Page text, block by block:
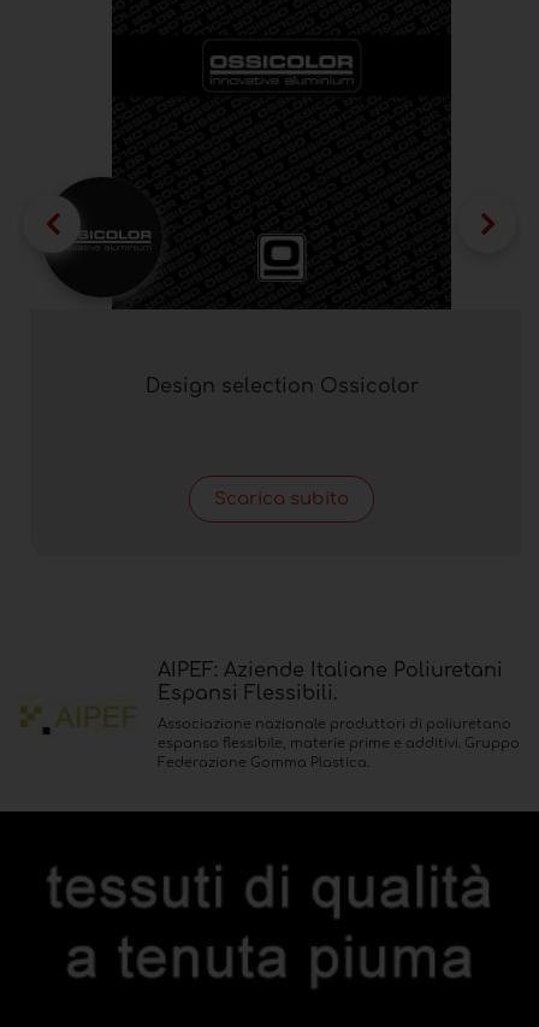
Design selection Ossicolor
Scarica subito
AIPEF: Aziende Italiane Poliuretani
Espansi Flessibili.
Associazione nazionale produttori di poliuretano
espanso flessibile, materie prime e additivi. Gruppo
Federazione Gomma Plastica.